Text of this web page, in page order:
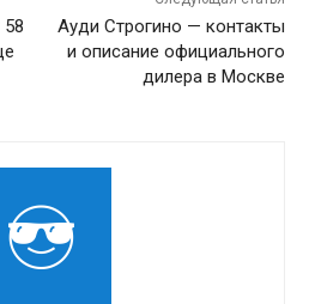
Ауди Строгино — контакты
и описание официального
дилера в Москве